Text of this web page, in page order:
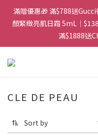
門市：旺角兆萬中心地庫
滿$399包郵局取件｜$599
滿贈優惠🎁 滿$788送
顏緊緻亮肌日霜 5mL｜
滿$1888送
門市：旺角兆萬中心地庫
CLE DE PEAU
Sort by